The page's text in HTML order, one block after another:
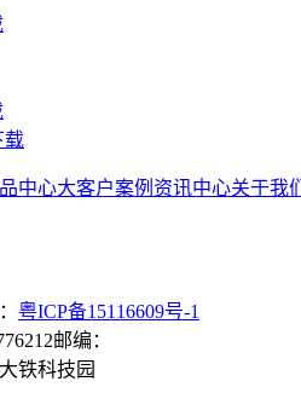
载
中心大客户案例 资讯中心关于我们
粤ICP备15116609号-1
邮编：
铁科技园